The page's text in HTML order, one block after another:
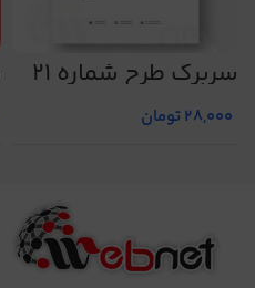
سربرگ طرح شماره 21
28,000تومان